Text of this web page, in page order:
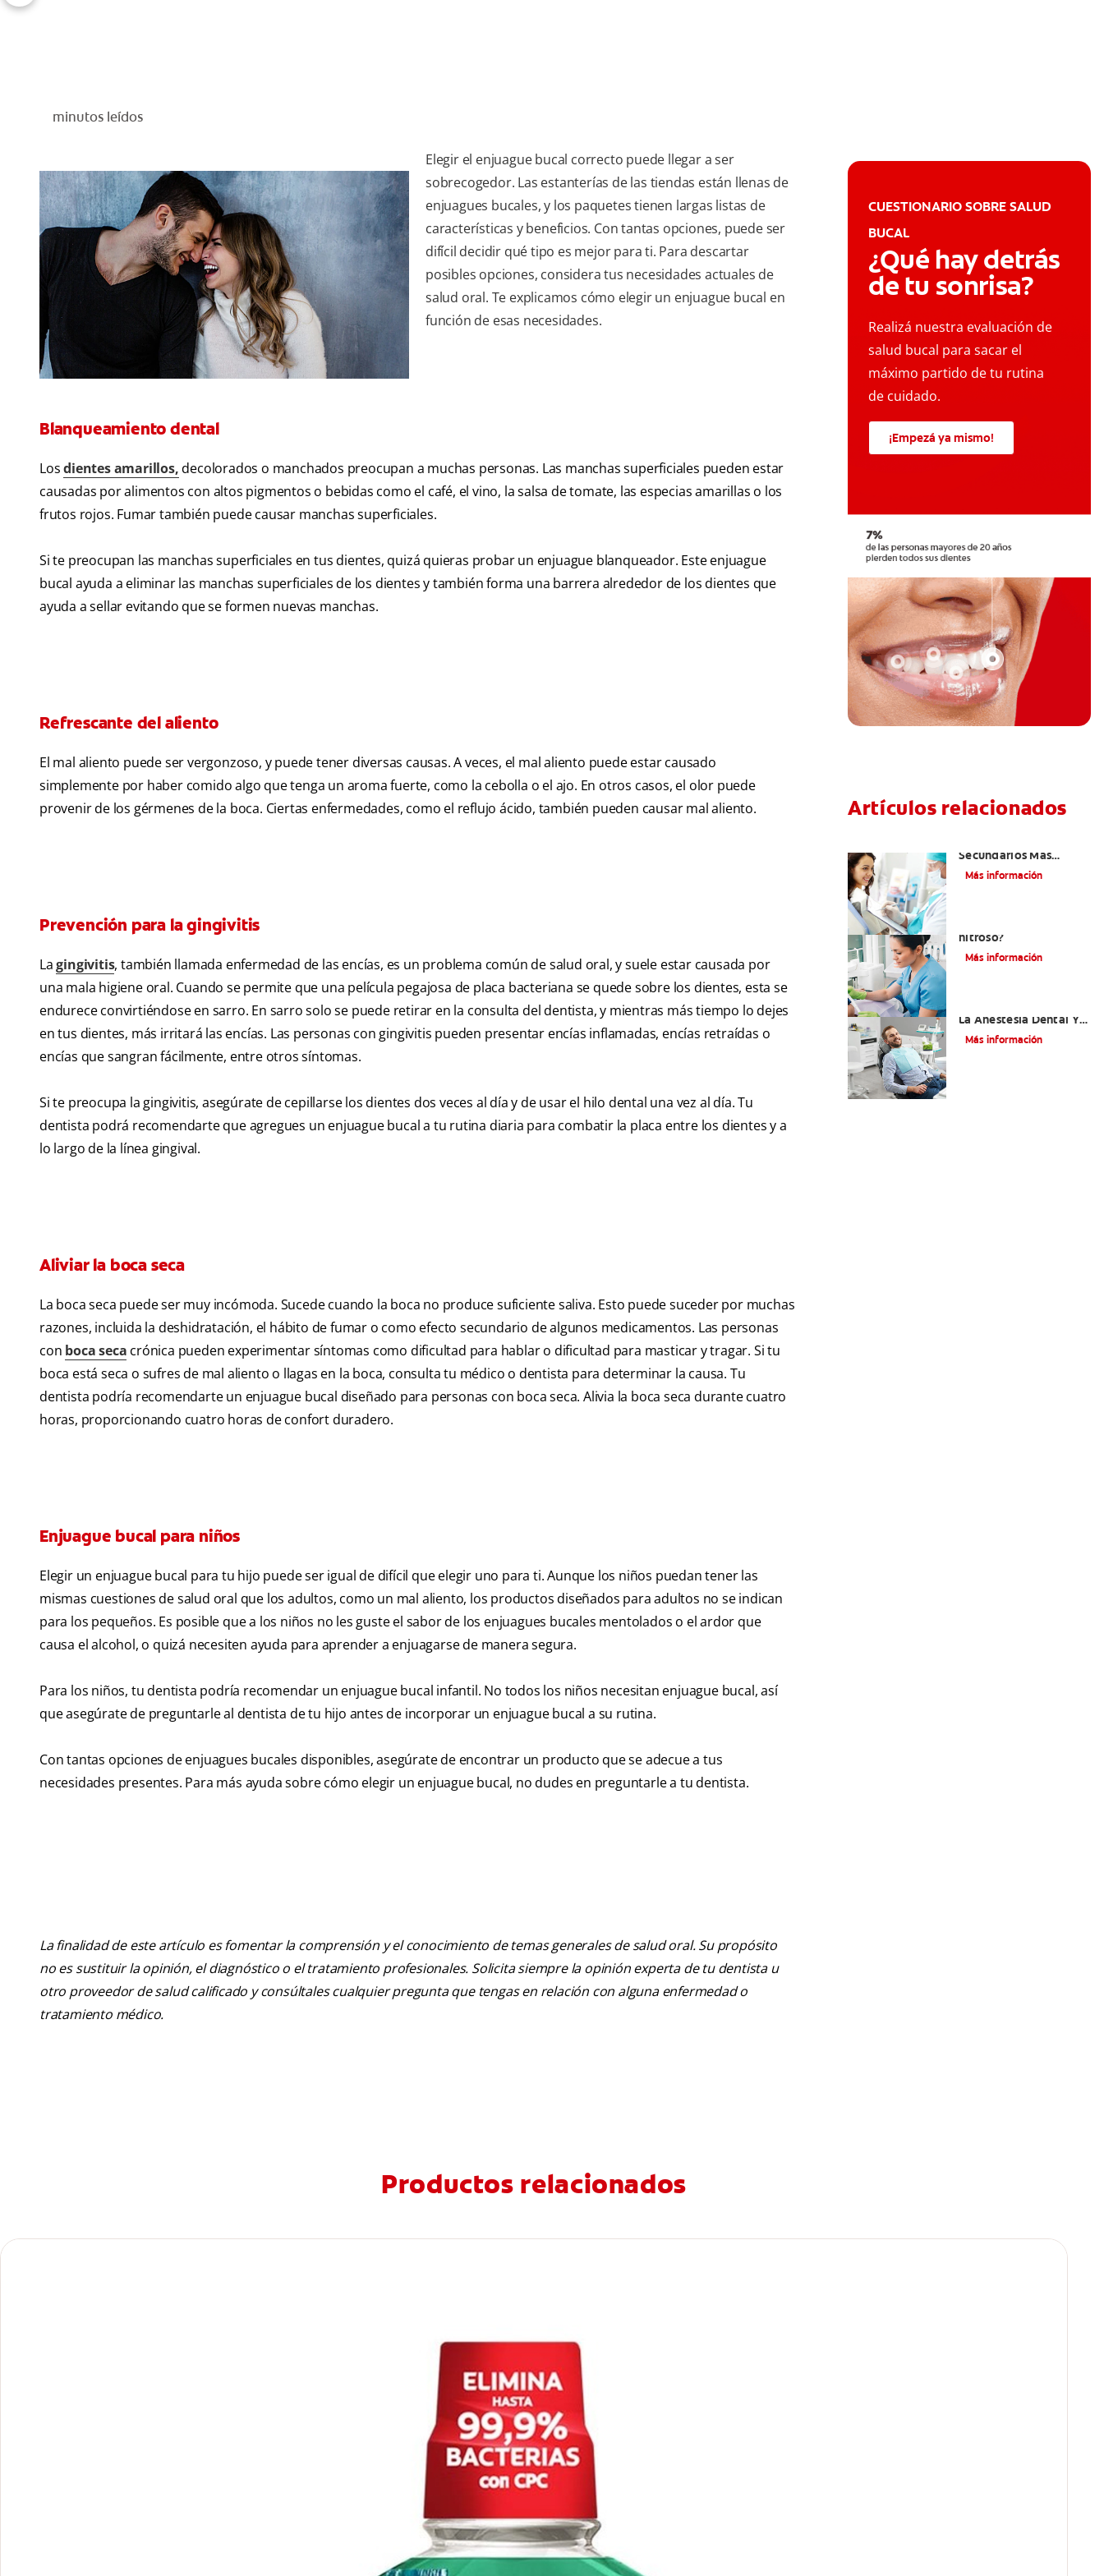
minutos leídos
Elegir el enjuague bucal correcto puede llegar a ser
sobrecogedor. Las estanterías de las tiendas están llenas de
enjuagues bucales, y los paquetes tienen largas listas de
características y beneficios. Con tantas opciones, puede ser
difícil decidir qué tipo es mejor para ti. Para descartar
posibles opciones, considera tus necesidades actuales de
salud oral. Te explicamos cómo elegir un enjuague bucal en
función de esas necesidades.
Blanqueamiento dental
Losdientes amarillos,decolorados o manchados preocupan a muchas personas. Las manchas superficiales pueden estar
causadas por alimentos con altos pigmentos o bebidas como el café, el vino, la salsa de tomate, las especias amarillas o los
frutos rojos. Fumar también puede causar manchas superficiales.
Si te preocupan las manchas superficiales en tus dientes, quizá quieras probar un enjuague blanqueador. Este enjuague
bucal ayuda a eliminar las manchas superficiales de los dientes y también forma una barrera alrededor de los dientes que
ayuda a sellar evitando que se formen nuevas manchas.
Refrescante del aliento
El mal aliento puede ser vergonzoso, y puede tener diversas causas. A veces, el mal aliento puede estar causado
simplemente por haber comido algo que tenga un aroma fuerte, como la cebolla o el ajo. En otros casos, el olor puede
provenir de los gérmenes de la boca. Ciertas enfermedades, como el reflujo ácido, también pueden causar mal aliento.
Prevención para la gingivitis
Lagingivitis, también llamada enfermedad de las encías, es un problema común de salud oral, y suele estar causada por
una mala higiene oral. Cuando se permite que una película pegajosa de placa bacteriana se quede sobre los dientes, esta se
endurece convirtiéndose en sarro. En sarro solo se puede retirar en la consulta del dentista, y mientras más tiempo lo dejes
en tus dientes, más irritará las encías. Las personas con gingivitis pueden presentar encías inflamadas, encías retraídas o
encías que sangran fácilmente, entre otros síntomas.
Si te preocupa la gingivitis, asegúrate de cepillarse los dientes dos veces al día y de usar el hilo dental una vez al día. Tu
dentista podrá recomendarte que agregues un enjuague bucal a tu rutina diaria para combatir la placa entre los dientes y a
lo largo de la línea gingival.
Aliviar la boca seca
La boca seca puede ser muy incómoda. Sucede cuando la boca no produce suficiente saliva. Esto puede suceder por muchas
razones, incluida la deshidratación, el hábito de fumar o como efecto secundario de algunos medicamentos. Las personas
con boca seca crónica pueden experimentar síntomas como dificultad para hablar o dificultad para masticar y tragar. Si tu
boca está seca o sufres de mal aliento o llagas en la boca, consulta tu médico o dentista para determinar la causa. Tu
dentista podría recomendarte un enjuague bucal diseñado para personas con boca seca. Alivia la boca seca durante cuatro
horas, proporcionando cuatro horas de confort duradero.
Enjuague bucal para niños
Elegir un enjuague bucal para tu hijo puede ser igual de difícil que elegir uno para ti. Aunque los niños puedan tener las
mismas cuestiones de salud oral que los adultos, como un mal aliento, los productos diseñados para adultos no se indican
para los pequeños. Es posible que a los niños no les guste el sabor de los enjuagues bucales mentolados o el ardor que
causa el alcohol, o quizá necesiten ayuda para aprender a enjuagarse de manera segura.
Para los niños, tu dentista podría recomendar un enjuague bucal infantil. No todos los niños necesitan enjuague bucal, así
que asegúrate de preguntarle al dentista de tu hijo antes de incorporar un enjuague bucal a su rutina.
Con tantas opciones de enjuagues bucales disponibles, asegúrate de encontrar un producto que se adecue a tus
necesidades presentes. Para más ayuda sobre cómo elegir un enjuague bucal, no dudes en preguntarle a tu dentista.
La finalidad de este artículo es fomentar la comprensión y el conocimiento de temas generales de salud oral. Su propósito
no es sustituir la opinión, el diagnóstico o el tratamiento profesionales. Solicita siempre la opinión experta de tu dentista u
otro proveedor de salud calificado y consúltales cualquier pregunta que tengas en relación con alguna enfermedad o
tratamiento médico.
CUESTIONARIO SOBRE SALUD
BUCAL
¿Qué hay detrás
de tu sonrisa?
Realizá nuestra evaluación de
salud bucal para sacar el
máximo partido de tu rutina
de cuidado.
¡Empezá ya mismo!
Artículos relacionados
Secundarios Más
Comunes De La
Más información
nitroso?
Más información
La Anestesia Dental Y
Causas De Tratamiento
Más información
Productos relacionados